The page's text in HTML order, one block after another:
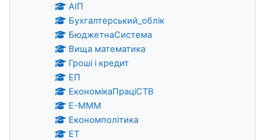
АІП
Бухгалтерський_облік
БюджетнаСистема
Вища математика
Гроші і кредит
ЕП
ЕкономікаПраціСТВ
Е-МММ
Економполітика
ЕТ